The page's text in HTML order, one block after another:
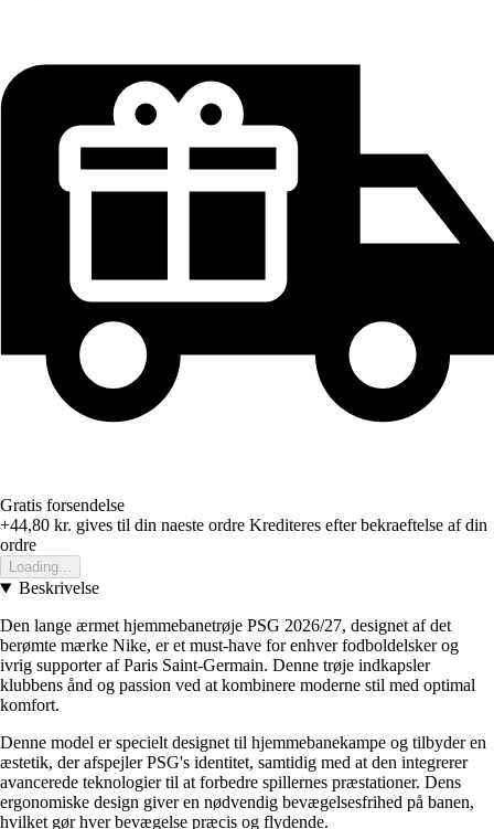
Gratis forsendelse
+44,80 kr. gives til din naeste ordre Krediteres efter bekraeftelse af din
ordre
Loading...
Beskrivelse
Den lange ærmet hjemmebanetrøje PSG 2026/27, designet af det
berømte mærke Nike, er et must-have for enhver fodboldelsker og
ivrig supporter af Paris Saint-Germain. Denne trøje indkapsler
klubbens ånd og passion ved at kombinere moderne stil med optimal
komfort.
Denne model er specielt designet til hjemmebanekampe og tilbyder en
æstetik, der afspejler PSG's identitet, samtidig med at den integrerer
avancerede teknologier til at forbedre spillernes præstationer. Dens
ergonomiske design giver en nødvendig bevægelsesfrihed på banen,
hvilket gør hver bevægelse præcis og flydende.